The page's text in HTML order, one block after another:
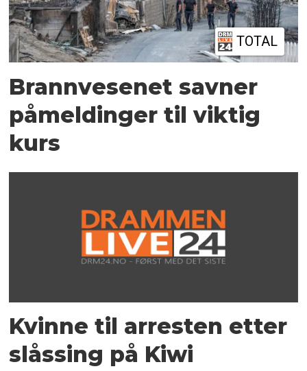
TOTAL
Brannvesenet savner
påmeldinger til viktig
kurs
Kvinne til arresten etter
slåssing på Kiwi